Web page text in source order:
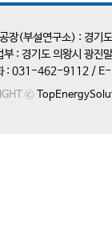
장(부설연구소) : 경기
부 : 경기도 의왕시 광
: 031-462-9112 /
ⓒ